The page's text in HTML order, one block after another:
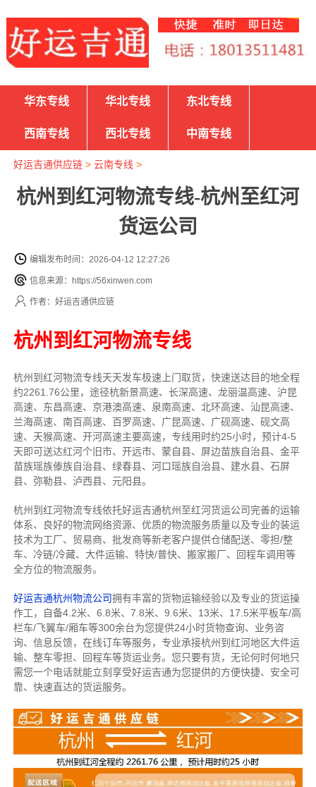
华东专线 华北专线 东北专线
西南专线 西北专线 中南专线
好运吉通供应链> 云南专线 >
杭州到红河物流专线-杭州至红河
货运公司
编辑发布时间：2026-04-12 12:27:26
信息来源：https://56xinwen.com
作者：好运吉通供应链
杭州到红河物流专线
杭州到红河物流专线天天发车极速上门取货，快速送达目的地全程
约2261.76公里，途径杭新景高速、长深高速、龙丽温高速、沪昆
高速、东昌高速、京港澳高速、泉南高速、北环高速、汕昆高速、
兰海高速、南百高速、百罗高速、广昆高速、广砚高速、砚文高
速、天猴高速、开河高速主要高速，专线用时约25小时，预计4-5
天即可送达红河个旧市、开远市、蒙自县、屏边苗族自治县、金平
苗族瑶族傣族自治县、绿春县、河口瑶族自治县、建水县、石屏
县、弥勒县、泸西县、元阳县。
杭州到红河物流专线依托好运吉通杭州至红河货运公司完善的运输
体系、良好的物流网络资源、优质的物流服务质量以及专业的装运
技术为工厂、贸易商、批发商等新老客户提供仓储配送、零担/整
车、冷链/冷藏、大件运输、特快/普快、搬家搬厂、回程车调用等
全方位的物流服务。
好运吉通杭州物流公司拥有丰富的货物运输经验以及专业的货运操
作工，自备4.2米、6.8米、7.8米、9.6米、13米、17.5米平板车/高
栏车/飞翼车/厢车等300余台为您提供24小时货物查询、业务咨
询、信息反馈，在线订车等服务， 专业承接杭州到红河地区大件运
输、整车零担、回程车等货运业务。 您只要有货，无论何时何地只
需您一个电话就能立刻享受好运吉通为您提供的方便快捷、安全可
靠、快速直达的货运服务。